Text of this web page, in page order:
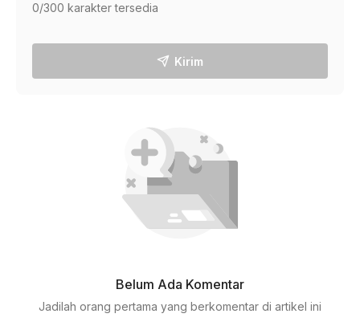
0/300 karakter tersedia
Kirim
Belum Ada Komentar
Jadilah orang pertama yang berkomentar di artikel ini